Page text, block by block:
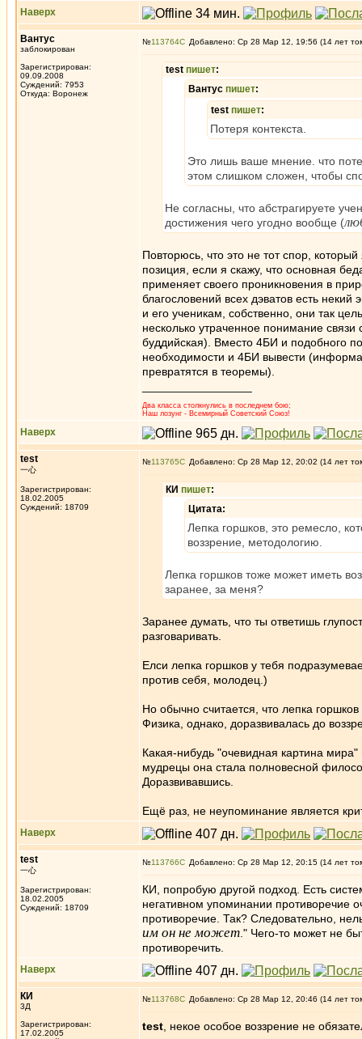
Наверх
Вантус
заблокирован
Зарегистрирован:
09.09.2008
Суждений: 7953
Откуда: Воронеж
№113764 Добавлено: Ср 28 Мар 12, 19:56 (14 лет
test пишет:
Вантус пишет:
test пишет:
Потеря контекста.
Это лишь ваше мнение. что
этом слишком сложен, чтобы
Не согласны, что абстрагируете
достижения чего угодно вообще (
Повторюсь, что это не тот спор,
позиция, если я скажу, что основная
применяет своего проникновения в
благословений всех дэватов есть
и его ученикам, собственно, они так
несколько утраченное понимание
буддийская). Вместо 4БИ и подобного
необходимости и 4БИ вывести
превратятся в теоремы).
Два класса столкнулись в последнем бою;
Наш лозунг - Всемирный Советский Союз!
Наверх
test
一心
Зарегистрирован:
18.02.2005
Суждений: 18709
№113765 Добавлено: Ср 28 Мар 12, 20:02 (14 лет
КИ пишет:
Цитата:
Лепка горшков, это ремесло,
воззрение, методологию.
Лепка горшков тоже может иметь
заранее, за меня?
Заранее думать, что ты ответишь
разговаривать.
Елси лепка горшков у тебя
против себя, молодец.)
Но обычно считается, что лепка
Физика, однако, доразвивалась до
Какая-нибудь "очевидная картина
мудрецы она стала полновесной
Доразвивавшись.
Ещё раз, не неупоминание является
Наверх
test
一心
Зарегистрирован:
18.02.2005
Суждений: 18709
№113766 Добавлено: Ср 28 Мар 12, 20:15 (14 лет
КИ, попробую другой подход. Есть
негативном упоминании противоречие
противоречие. Так? Следовательно,
им он не может ." Чего-то может не
противоречить.
Наверх
КИ
3Д
Зарегистрирован:
17.02.2005
№113768 Добавлено: Ср 28 Мар 12, 20:46 (14 лет
test , некое особое воззрение не